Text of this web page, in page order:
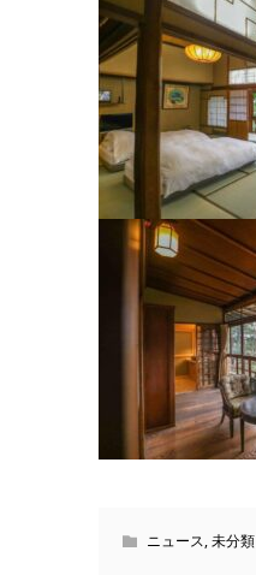
ニュース,未分類